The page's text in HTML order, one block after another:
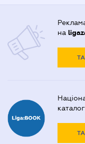
на